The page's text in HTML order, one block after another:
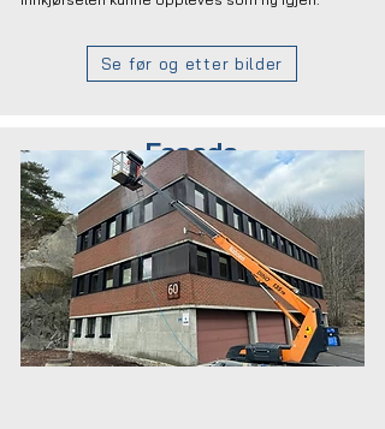
Se før og etter bilder
Fasade